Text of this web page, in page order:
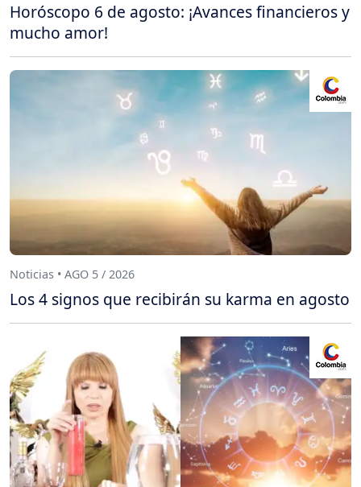
Horóscopo 6 de agosto: ¡Avances financieros y
mucho amor!
Noticias • AGO 5 / 2026
Los 4 signos que recibirán su karma en agosto